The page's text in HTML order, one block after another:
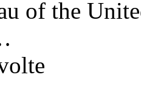
of the